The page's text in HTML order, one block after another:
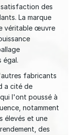
des
La marque
véritable œuvre
égal.
fabricants
a cité de
l'ont poussé à
notamment
élevés et une
des